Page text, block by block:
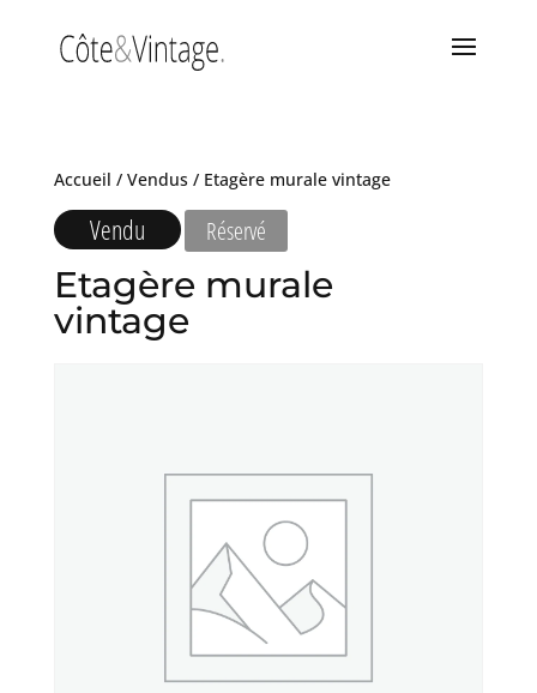
Accueil / Vendus/ Etagère murale vintage
Vendu Réservé
Etagère murale
vintage